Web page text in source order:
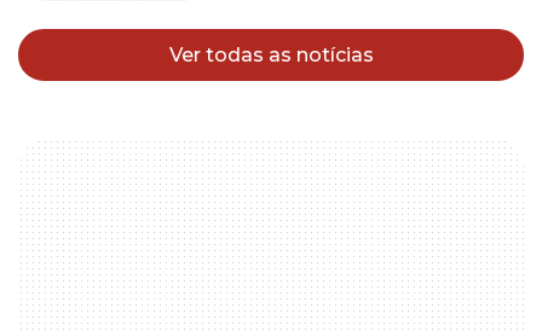
Ver todas as notícias